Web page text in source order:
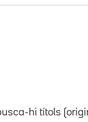
hi títols